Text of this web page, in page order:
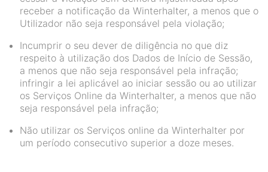
receber a notificação da Winterhalter, a menos que o
Utilizador não seja responsável pela violação;
Incumprir o seu dever de diligência no que diz
respeito à utilização dos Dados de Início de Sessão,
a menos que não seja responsável pela infração;
infringir a lei aplicável ao iniciar sessão ou ao utilizar
os Serviços Online da Winterhalter, a menos que não
seja responsável pela infração;
Não utilizar os Serviços online da Winterhalter por
um período consecutivo superior a doze meses.